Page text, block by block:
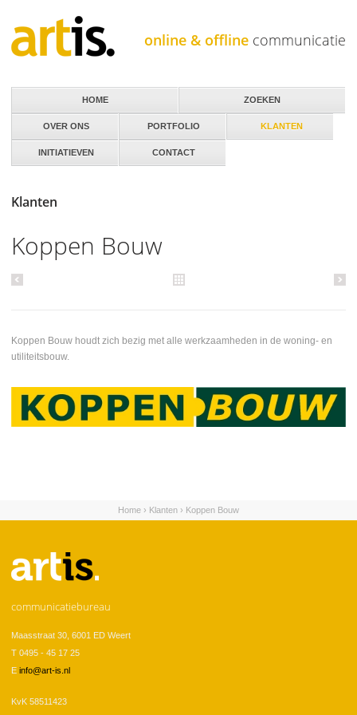
online & offline communicatie
Klanten
Koppen Bouw
Koppen Bouw houdt zich bezig met alle werkzaamheden in de woning- en
utiliteitsbouw.
HOME
OVER ONS PORTFOLIO KLANTEN
INITIATIEVEN CONTACT
ZOEKEN
U bent hier
Home › Klanten › Koppen Bouw
communicatiebureau
Maasstraat 30, 6001 ED Weert
T 0495 - 45 17 25
E info@art-is.nl
KvK 58511423